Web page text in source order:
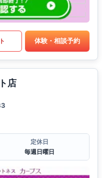
体験・相談予約
店
定休日
毎週日曜日